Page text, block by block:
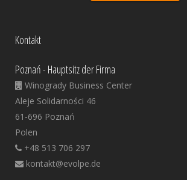
Kontakt
Poznań - Hauptsitz der Firma
Winogrady Business Center
Aleje Solidarności 46
61-696 Poznań
Polen
+48 513 706 297
kontakt@evolpe.de